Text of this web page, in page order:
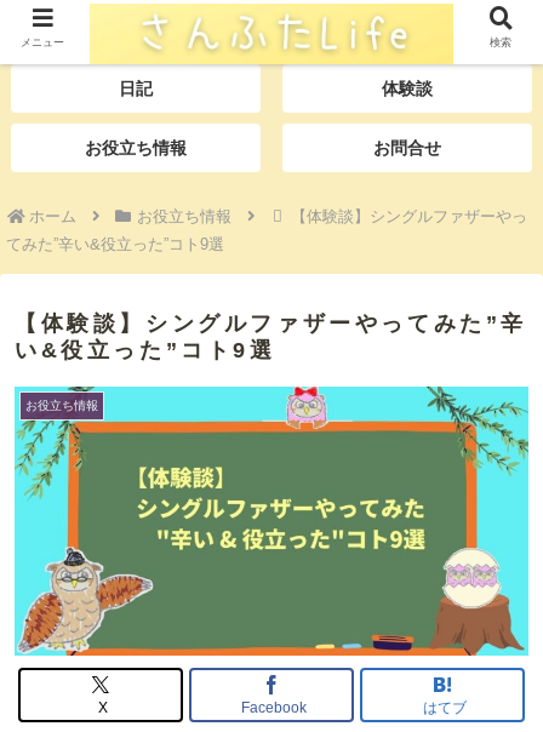
TOP プロフィール
日記 体験談
お役立ち情報 お問合せ
ホーム お役立ち情報
【体験談】シングルファザーやっ
てみた”辛い&役立った”コト9選
【体験談】シングルファザーやってみた”辛
い&役立った”コト9選
お役立ち情報
X Facebook はてブ
メニュー 検索